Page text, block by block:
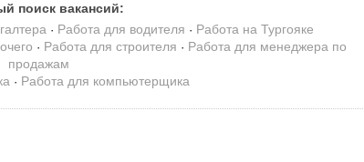
поиск вакансий:
· Работа для водителя · Работа на Тургояке
· Работа для строителя · Работа для менеджера по
продажам
· Работа для компьютерщика